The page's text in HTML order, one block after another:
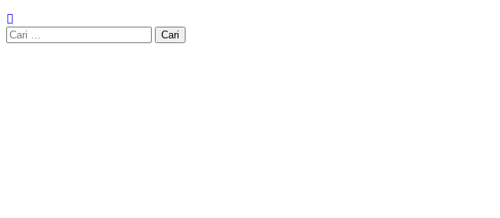
Cari
untuk: